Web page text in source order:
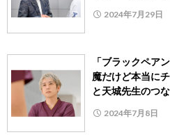
2024年7月29日
「ブラックペア
魔だけど本当に
と天城先生のつ
2024年7月8日